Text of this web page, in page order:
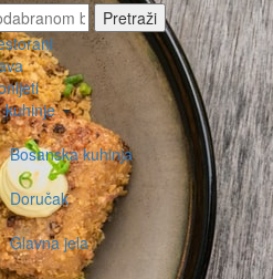
kuhinje
Bosanska kuhinja
Doručak
Glavna jela